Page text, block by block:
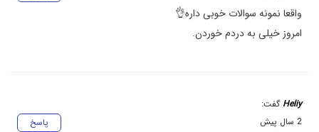
واقعا نمونه سوالات خوبی داره👌
امروز خیلی به دردم خوردن.
Heliy گفت:
پاسخ
2 سال پیش